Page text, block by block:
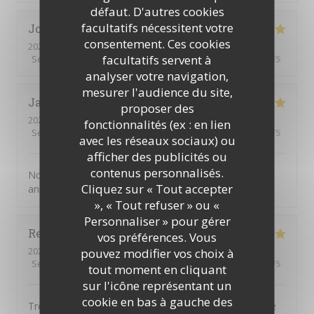
défaut. D'autres cookies
facultatifs nécessitent votre
consentement. Ces cookies
facultatifs servent à
analyser votre navigation,
mesurer l'audience du site,
proposer des
fonctionnalités (ex : en lien
avec les réseaux sociaux) ou
afficher des publicités ou
contenus personnalisés.
Cliquez sur « Tout accepter
», « Tout refuser » ou «
Personnaliser » pour gérer
vos préférences. Vous
pouvez modifier vos choix à
tout moment en cliquant
sur l'icône représentant un
cookie en bas à gauche des
Joelle
2026-08-01
- 19:30 - Couverts 2
Service
Ambiance: 5/5 Cuisine:5/5 Qualité / Prix /5
Jacky
2026-07-31
- 20:00 - Couverts 2
Service
Ambiance:4/5 Cuisine: 5 /5 Qualité / Prix /5
Nous choisissons chaque année la JV pour fêter notre
anniverssaire de mariage
Reine
2026-08-01
- 12:30 - Couverts 4
Service
/5 Ambiance Cuisine : 5 Qualité / Prix /5
Très bon restaurant. La qualité des produits est là et le